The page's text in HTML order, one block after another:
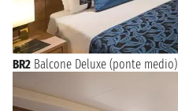
BR2 Balcone Deluxe (ponte medio)